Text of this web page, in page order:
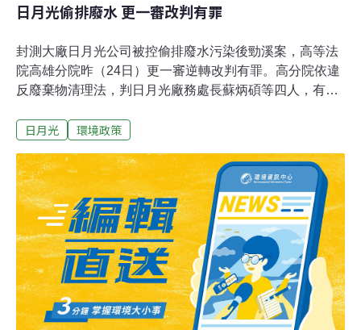
日月光偷排廢水 更一審改判有罪
封測大廠日月光公司被控偷排廢水污染後勁溪案，高等法
院高雄分院昨（24日）更一審逆轉改判有罪。高分院依違
反廢棄物清理法，判日月光廠務處長蘇炳碩等四人，有期
訴。高雄市長陳菊肯定判決結果正面，有助於環保機關依
計算標準認定不同而撤銷，也會依法重新計算、裁罰。更
一審合議庭法官調查，日月光當天持續排放計約5194噸廢
水到後勁溪，屬於有害事業廢棄物的污泥約三公斤、有害
健康物質鎳（約24.1公斤，為後勁溪流域平均鎳濃度2043
倍以上）、銅（排放約14公斤，為後勁溪流域平均銅濃度
146倍以上）及強酸，嚴重影響後勁溪整體生態環境。依
照環保署函釋暨官員說法，經污水處理設施的廢水應適用
水污法，豈非讓有廢水處理設備的廠商如同取得「免死金
牌」，可大張旗鼓以此做保護傘，形式上經過處理排放，
日月光 環境政策